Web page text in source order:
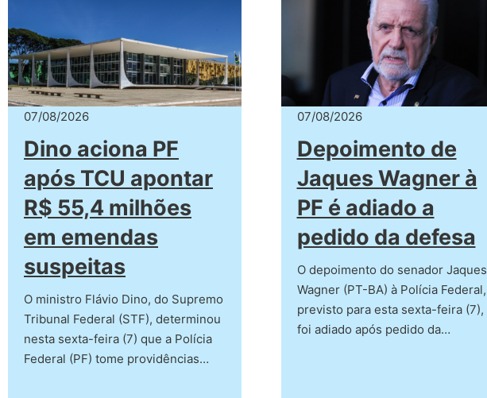
07/08/2026
Dino aciona PF
após TCU apontar
R$ 55,4 milhões
em emendas
suspeitas
O ministro Flávio Dino, do Supremo
Tribunal Federal (STF), determinou
nesta sexta-feira (7) que a Polícia
Federal (PF) tome providências…
07/08/2026
Depoimento de
Jaques Wagner à
PF é adiado a
pedido da defesa
O depoimento do senador Jaques
Wagner (PT-BA) à Polícia Federal,
previsto para esta sexta-feira (7),
foi adiado após pedido da…